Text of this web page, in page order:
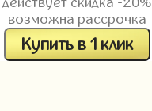
возможна рассрочка
Купить в 1 клик